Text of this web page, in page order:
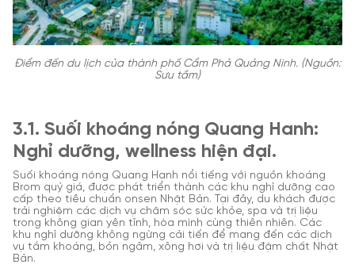
Điểm đến du lịch của thành phố Cẩm Phả Quảng Ninh. (Nguồn:
Sưu tầm)
3.1. Suối khoáng nóng Quang Hanh:
Nghỉ dưỡng, wellness hiện đại.
Suối khoáng nóng Quang Hanh nổi tiếng với nguồn khoáng
Brom quý giá, được phát triển thành các khu nghỉ dưỡng cao
cấp theo tiêu chuẩn onsen Nhật Bản. Tại đây, du khách được
trải nghiệm các dịch vụ chăm sóc sức khỏe, spa và trị liệu
trong không gian yên tĩnh, hòa mình cùng thiên nhiên. Các
khu nghỉ dưỡng không ngừng cải tiến để mang đến các dịch
vụ tắm khoáng, bồn ngâm, xông hơi và trị liệu đậm chất Nhật
Bản.